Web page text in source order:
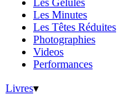
Les Gélules
Les Minutes
Les Têtes Réduites
Photographies
Videos
Performances
Livres▾